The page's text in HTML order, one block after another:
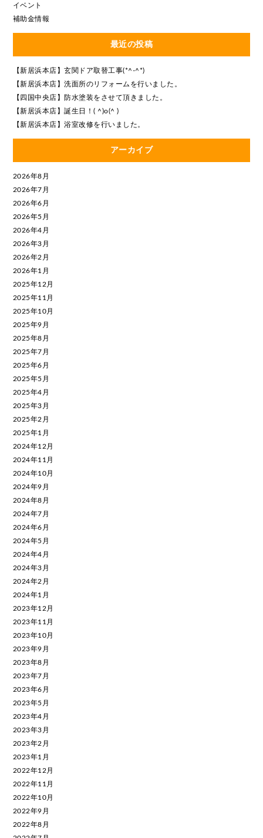
イベント
補助金情報
最近の投稿
【新居浜本店】玄関ドア取替工事(*^-^*)
【新居浜本店】洗面所のリフォームを行いました。
【四国中央店】防水塗装をさせて頂きました。
【新居浜本店】誕生日！( ^)o(^ )
【新居浜本店】浴室改修を行いました。
アーカイブ
2026年8月
2026年7月
2026年6月
2026年5月
2026年4月
2026年3月
2026年2月
2026年1月
2025年12月
2025年11月
2025年10月
2025年9月
2025年8月
2025年7月
2025年6月
2025年5月
2025年4月
2025年3月
2025年2月
2025年1月
2024年12月
2024年11月
2024年10月
2024年9月
2024年8月
2024年7月
2024年6月
2024年5月
2024年4月
2024年3月
2024年2月
2024年1月
2023年12月
2023年11月
2023年10月
2023年9月
2023年8月
2023年7月
2023年6月
2023年5月
2023年4月
2023年3月
2023年2月
2023年1月
2022年12月
2022年11月
2022年10月
2022年9月
2022年8月